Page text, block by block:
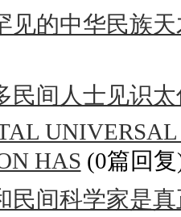
见的中华民族
民间人士见识
HAS (0篇回
民间科学家是